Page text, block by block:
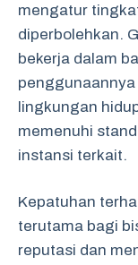
mengatur
diperbolehkan.
bekerja dalam
lingkungan
memenuhi
instansi terkait.
Kepatuhan
terutama bagi
reputasi dan